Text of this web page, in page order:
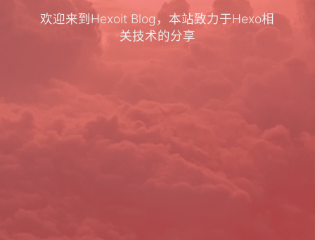
欢迎来到Hexoit Blog，本站致力于Hexo相
关技术的分享